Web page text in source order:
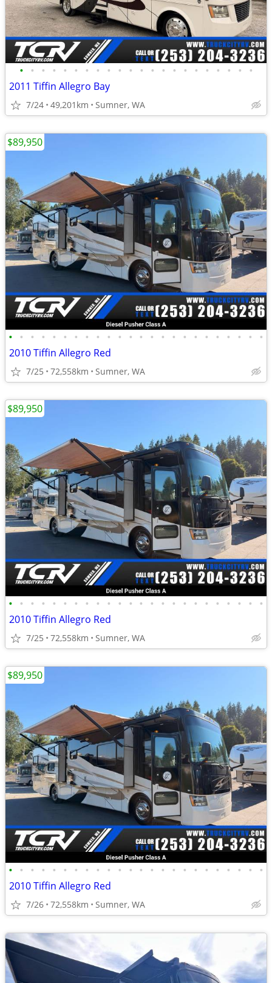
• • • • • • • • • • • • • • • • • • • • • •
2011 Tiffin Allegro Bay
7/24 49,201km Sumner, WA
• • • • • • • • • • • • • • • • • • • • • • • •
2010 Tiffin Allegro Red
7/25 72,558km Sumner, WA
$89,950
• • • • • • • • • • • • • • • • • • • • • • • •
2010 Tiffin Allegro Red
7/25 72,558km Sumner, WA
$89,950
• • • • • • • • • • • • • • • • • • • • • • • •
2010 Tiffin Allegro Red
7/26 72,558km Sumner, WA
$89,950